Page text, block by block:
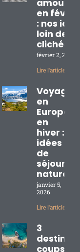
en
: nos
loin des
clichés
février 2, 2026
Lire l'article »
Voyage
en
Europe
en
hiver : 3
idées
de
séjours
nature
janvier 5,
2026
Lire l'article »
3
coups de